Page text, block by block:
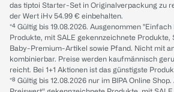
das tiptoi Starter-Set in Originalverpackung zu
der Wert iHv 54.99 € einbehalten.
*⁴ Gültig bis 19.08.2026. Ausgenommen
Produkte, mit SALE gekennzeichnete Produkte,
Baby-Premium-Artikel sowie Pfand. Nicht mit
kombinierbar. Preise werden kaufmännisch
reicht. Bei 1+1 Aktionen ist das günstigste
*⁸ Gültig bis 12.08.2026 nur im BIPA Online